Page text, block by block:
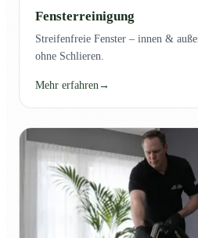
Fensterreinigung
Streifenfreie Fenster – innen &
ohne Schlieren.
Mehr erfahren→